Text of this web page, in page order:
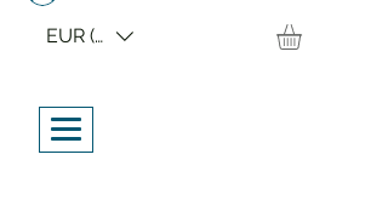
EUR (€)